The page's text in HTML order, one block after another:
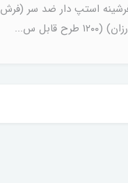
استپ دار ضد سر (فرش
(۱۲۰۰ طرح قابل س...